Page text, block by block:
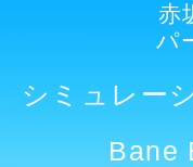
赤
パ
シミュレー
Bane